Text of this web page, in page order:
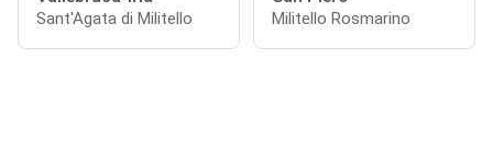
Sant'Agata di Militello Militello Rosmarino